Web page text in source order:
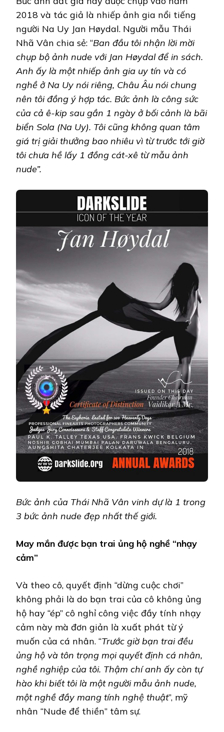
2018 và tác giả là nhiếp ảnh gia nổi tiếng
người Na Uy Jan Høydal. Người mẫu Thái
Nhã Vân chia sẻ: “Ban đầu tôi nhận lời mời
chụp bộ ảnh nude với Jan Høydal để in sách.
Anh ấy là một nhiếp ảnh gia uy tín và có
nghề ở Na Uy nói riêng, Châu Âu nói chung
nên tôi đồng ý hợp tác. Bức ảnh là công sức
của cả ê-kip sau gần 1 ngày ở bối cảnh là bãi
biển Sola (Na Uy). Tôi cũng không quan tâm
giá trị giải thưởng bao nhiêu vì từ trước tới giờ
tôi chưa hề lấy 1 đồng cát-xê từ mẫu ảnh
nude”.
Bức ảnh của Thái Nhã Vân vinh dự là 1 trong
3 bức ảnh nude đẹp nhất thế giới.
May mắn được bạn trai ủng hộ nghề “nhạy
cảm”
Và theo cô, quyết định “dừng cuộc chơi”
không phải là do bạn trai của cô không ủng
hộ hay “ép” cô nghỉ công việc đầy tính nhạy
cảm này mà đơn giản là xuất phát từ ý
muốn của cá nhân. “Trước giờ bạn trai đều
ủng hộ và tôn trọng mọi quyết định cá nhân,
nghề nghiệp của tôi. Thậm chí anh ấy còn tự
hào khi biết tôi là một người mẫu ảnh nude,
một nghề đầy mang tính nghệ thuật”, mỹ
nhân “Nude để thiền” tâm sự.